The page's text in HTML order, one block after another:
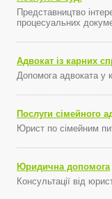
Представництво
процесуальних
Адвокат із карних
Допомога адвоката у
Послуги сімейного
Юрист по сімейним
Юридична допомога
Консультації від